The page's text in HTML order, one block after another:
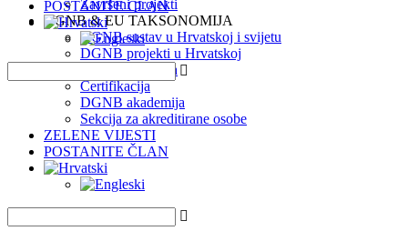
Završeni projekti
DGNB & EU TAKSONOMIJA
DGNB sustav u Hrvatskoj i svijetu
DGNB projekti u Hrvatskoj
EU Taksonomija
Certifikacija
DGNB akademija
Sekcija za akreditirane osobe
ZELENE VIJESTI
POSTANITE ČLAN
POSTANITE ČLAN